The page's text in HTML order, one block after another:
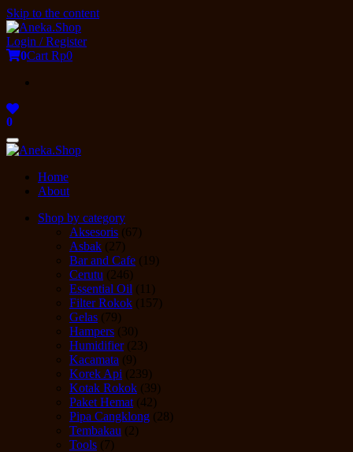
Skip to the content
Login / Register
0Cart Rp0
0
Toggle
navigation
Home
About
Shop by category
Aksesoris (67)
Asbak (27)
Bar and Cafe (19)
Cerutu (246)
Essential Oil (11)
Filter Rokok (157)
Gelas (79)
Hampers (30)
Humidifier(23)
Kacamata (9)
Korek Api (239)
Kotak Rokok (39)
Paket Hemat (42)
Pipa Cangklong (28)
Tembakau (2)
Tools (7)